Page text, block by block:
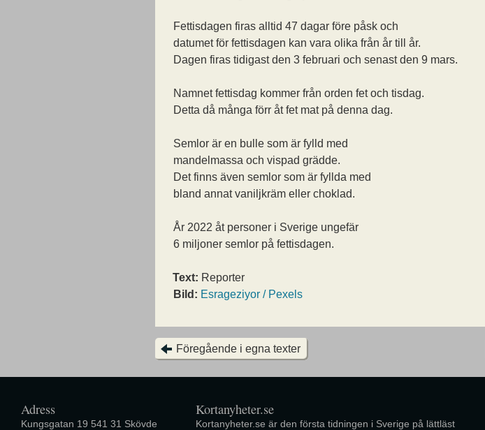
Fettisdagen firas alltid 47 dagar före påsk och
datumet för fettisdagen kan vara olika från år till år.
Dagen firas tidigast den 3 februari och senast den 9 mars.
Namnet fettisdag kommer från orden fet och tisdag.
Detta då många förr åt fet mat på denna dag.
Semlor är en bulle som är fylld med
mandelmassa och vispad grädde.
Det finns även semlor som är fyllda med
bland annat vaniljkräm eller choklad.
År 2022 åt personer i Sverige ungefär
6 miljoner semlor på fettisdagen.
Text: Reporter
Bild: Esrageziyor / Pexels
Föregående i egna texter
Adress
Kungsgatan 19 541 31 Skövde
Kortanyheter.se
Kortanyheter.se är den första tidningen i Sverige på lättläst